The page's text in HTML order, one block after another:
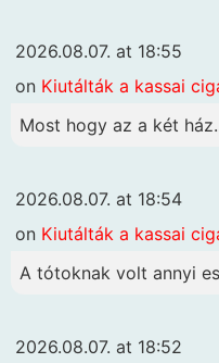
2026.08.07. at 18:55
on Kiutálták a kassai
Most hogy az a két
2026.08.07. at 18:54
on Kiutálták a kassai
A tótoknak volt annyi
2026.08.07. at 18:52